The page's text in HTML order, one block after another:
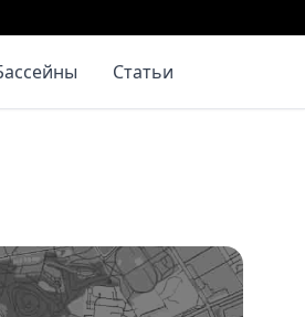
Статьи